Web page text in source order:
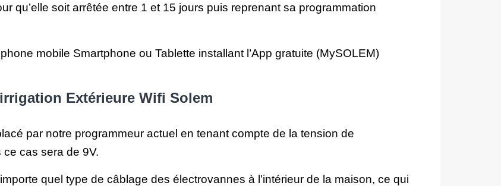
qu’elle soit arrêtée entre 1 et 15 jours puis reprenant sa programmation
mobile Smartphone ou Tablette installant l’App gratuite (MySOLEM)
Extérieure Wifi Solem
par notre programmeur actuel en tenant compte de la tension de
cas sera de 9V.
quel type de câblage des électrovannes à l’intérieur de la maison, ce qui